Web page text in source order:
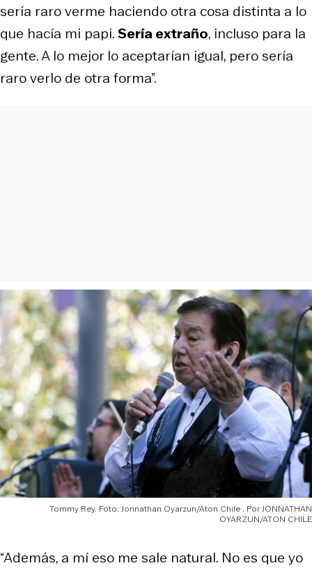
sería raro verme haciendo otra cosa distinta a lo
que hacía mi papi.Sería extraño, incluso para la
gente. A lo mejor lo aceptarían igual, pero sería
raro verlo de otra forma”.
Tommy Rey. Foto: Jonnathan Oyarzun/Aton Chile
JONNATHAN
OYARZUN/ATON CHILE
“Además, a mí eso me sale natural. No es que yo